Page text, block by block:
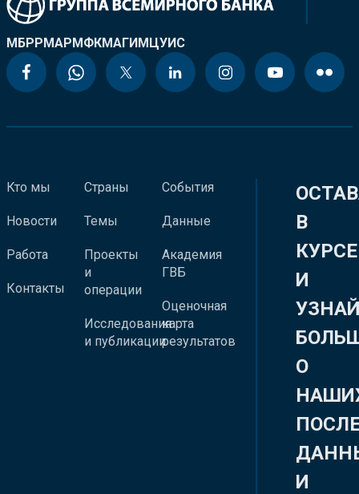
МБРРМАРМФКМАГИМЦУИС
Кто мы
Новости
Работа
Контакты
Страны
Темы
Проекты
и
операции
Исследования
и публикации
События
Данные
Академия
ГВБ
Оценочная
карта
результатов
В
КУРСЕ
И
О
И